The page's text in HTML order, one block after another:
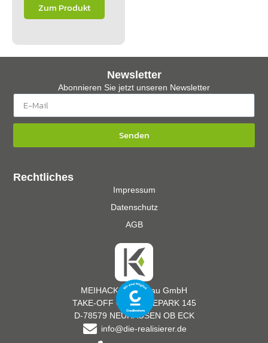
Zum Produkt
MEIHACK Messebau GmbH
TAKE-OFF GEWERBEPARK 145
D-78579 NEUHAUSEN OB ECK
info@die-realisierer.de
Rechtliches
Impressum
Datenschutz
AGB
Newsletter
Abonnieren Sie jetzt unseren Newsletter
Senden